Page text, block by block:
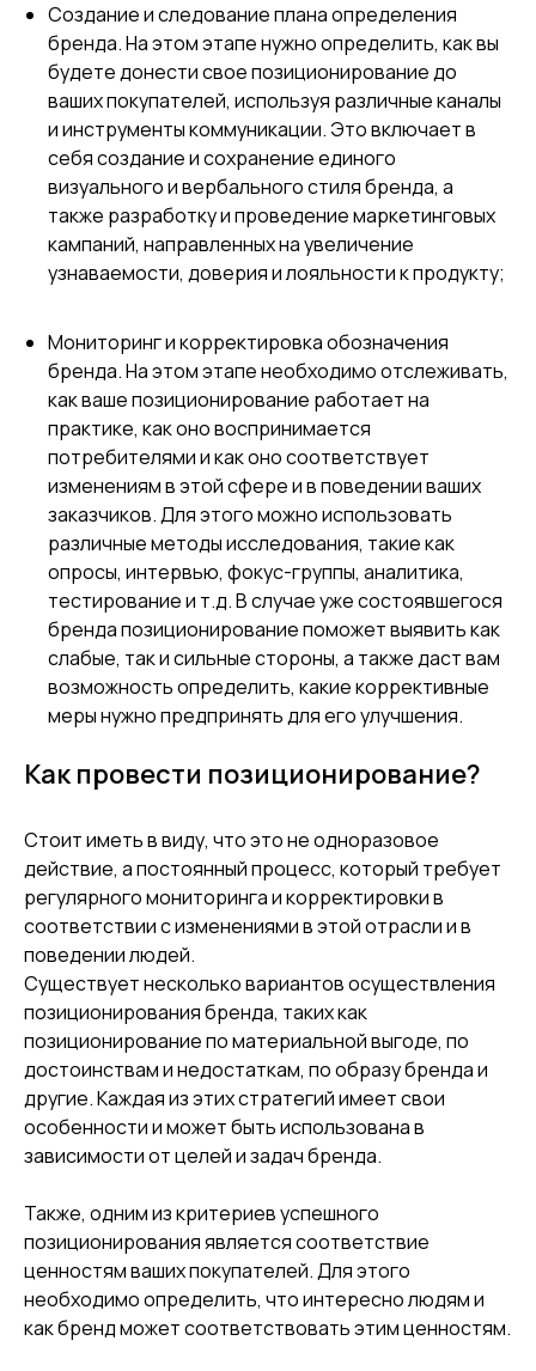
Создание и следование плана определения
бренда. На этом этапе нужно определить, как вы
будете донести свое позиционирование до
ваших покупателей, используя различные каналы
и инструменты коммуникации. Это включает в
себя создание и сохранение единого
визуального и вербального стиля бренда, а
также разработку и проведение маркетинговых
кампаний, направленных на увеличение
узнаваемости, доверия и лояльности к продукту;
Мониторинг и корректировка обозначения
бренда. На этом этапе необходимо отслеживать,
как ваше позиционирование работает на
практике, как оно воспринимается
потребителями и как оно соответствует
изменениям в этой сфере и в поведении ваших
заказчиков. Для этого можно использовать
различные методы исследования, такие как
опросы, интервью, фокус-группы, аналитика,
тестирование и т.д. В случае уже состоявшегося
бренда позиционирование поможет выявить как
слабые, так и сильные стороны, а также даст вам
возможность определить, какие коррективные
меры нужно предпринять для его улучшения.
Как провести позиционирование?
Стоит иметь в виду, что это не одноразовое
действие, а постоянный процесс, который требует
регулярного мониторинга и корректировки в
соответствии с изменениями в этой отрасли и в
поведении людей.
Существует несколько вариантов осуществления
позиционирования бренда, таких как
позиционирование по материальной выгоде, по
достоинствам и недостаткам, по образу бренда и
другие. Каждая из этих стратегий имеет свои
особенности и может быть использована в
зависимости от целей и задач бренда.
Также, одним из критериев успешного
позиционирования является соответствие
ценностям ваших покупателей. Для этого
необходимо определить, что интересно людям и
как бренд может соответствовать этим ценностям.